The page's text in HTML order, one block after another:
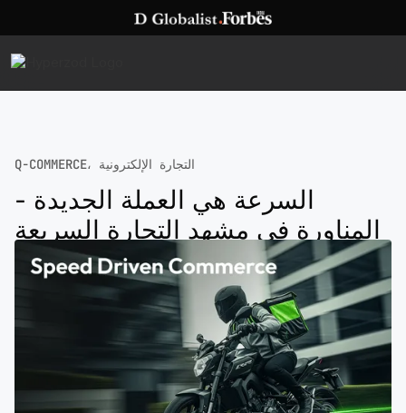
Q-COMMERCE، التجارة الإلكترونية
السرعة هي العملة الجديدة -
المناورة في مشهد التجارة السريعة